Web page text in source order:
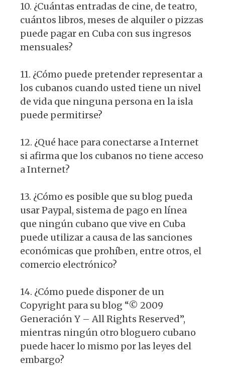
10. ¿Cuántas entradas de cine, de teatro,
cuántos libros, meses de alquiler o pizzas
puede pagar en Cuba con sus ingresos
mensuales?
11. ¿Cómo puede pretender representar a
los cubanos cuando usted tiene un nivel
de vida que ninguna persona en la isla
puede permitirse?
12. ¿Qué hace para conectarse a Internet
si afirma que los cubanos no tiene acceso
a Internet?
13. ¿Cómo es posible que su blog pueda
usar Paypal, sistema de pago en línea
que ningún cubano que vive en Cuba
puede utilizar a causa de las sanciones
económicas que prohíben, entre otros, el
comercio electrónico?
14. ¿Cómo puede disponer de un
Copyright para su blog “© 2009
Generación Y – All Rights Reserved”,
mientras ningún otro bloguero cubano
puede hacer lo mismo por las leyes del
embargo?